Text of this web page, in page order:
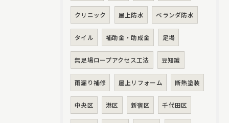
クリニック 屋上防水 ベランダ防水
タイル 補助金・助成金 足場
無足場ロープアクセス工法 豆知識
雨漏り補修 屋上リフォーム 断熱塗装
中央区 港区 新宿区 千代田区